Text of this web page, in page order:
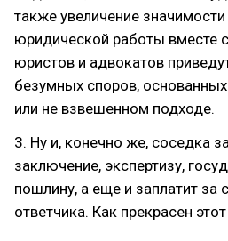
также увеличение значимости
юридической работы вместе
юристов и адвокатов
безумных споров,
или не взвешенном подходе.
3. Ну и, конечно же, соседка
заключение, экспертизу,
пошлину, а еще и заплатит за
ответчика. Как прекрасен